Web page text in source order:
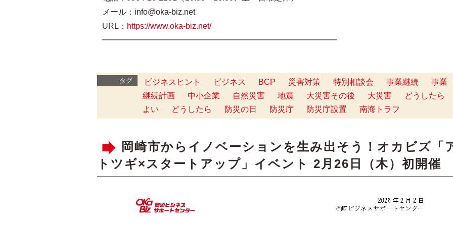
メール：info@oka-biz.net
URL： https://www.oka-biz.net/
━━━━━━━━━━━━━━━━━━━━━━━━━━━━━
タグ ビジネスヒント ビジネス BCP 災害対策 特別相談会 事業継続
事業
継続計画
中小企業 自然災害 地震 大災害その後 大災害
どうしたら
よい
どうしたら 防災の日 防災庁 防災庁設置 南海トラフ
岡崎市からイノベーションを生み出そう！オカビズ「
トツギ×スタートアップ」イベント 2月26日（木）初開催